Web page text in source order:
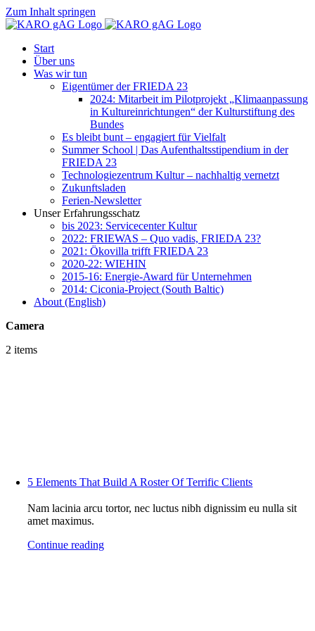
Zum Inhalt springen
Start
Über uns
Was wir tun
Eigentümer der FRIEDA 23
2024: Mitarbeit im Pilotprojekt „Klimaanpassung
in Kultureinrichtungen“ der Kulturstiftung des
Bundes
Es bleibt bunt – engagiert für Vielfalt
Summer School | Das Aufenthaltsstipendium in der
FRIEDA 23
Technologiezentrum Kultur – nachhaltig vernetzt
Zukunftsladen
Ferien-Newsletter
Unser Erfahrungsschatz
bis 2023: Servicecenter Kultur
2022: FRIEWAS – Quo vadis, FRIEDA 23?
2021: Ökovilla trifft FRIEDA 23
2020-22: WIEHIN
2015-16: Energie-Award für Unternehmen
2014: Ciconia-Project (South Baltic)
About (English)
Camera
2 items
5 Elements That Build A Roster Of Terrific Clients
Nam lacinia arcu tortor, nec luctus nibh dignissim eu nulla sit
amet maximus.
Continue reading